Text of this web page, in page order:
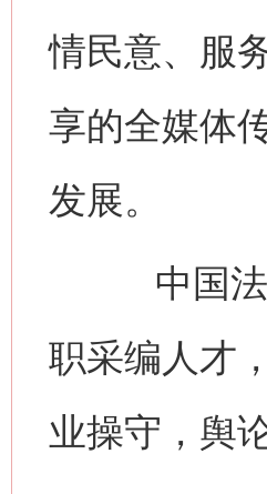
情民意、服
享的全媒体
发展。
中国法
职采编人才
业操守，舆